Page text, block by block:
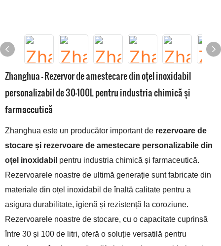
Zhanghua - Rezervor de amestecare din oțel inoxidabil
personalizabil de 30-100L pentru industria chimică și
farmaceutică
Zhanghua este un producător important de rezervoare de
stocare și rezervoare de amestecare personalizabile din
oțel inoxidabil pentru industria chimică și farmaceutică.
Rezervoarele noastre de ultimă generație sunt fabricate din
materiale din oțel inoxidabil de înaltă calitate pentru a
asigura durabilitate, igienă și rezistență la coroziune.
Rezervoarele noastre de stocare, cu o capacitate cuprinsă
între 30 și 100 de litri, oferă o soluție versatilă pentru